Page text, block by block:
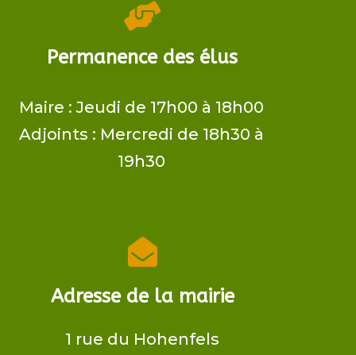

Permanence des élus
Maire ​: Jeudi de 17h00 à 18h00
Adjoints​ : Mercredi de 18h30 à
19h30

Adresse de la mairie
1 rue du Hohenfels